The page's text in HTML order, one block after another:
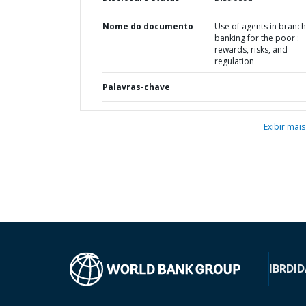
Nome do documento
Use of agents in
banking for the poor :
rewards, risks, and
regulation
Palavras-chave
Exibir mais
IBRD